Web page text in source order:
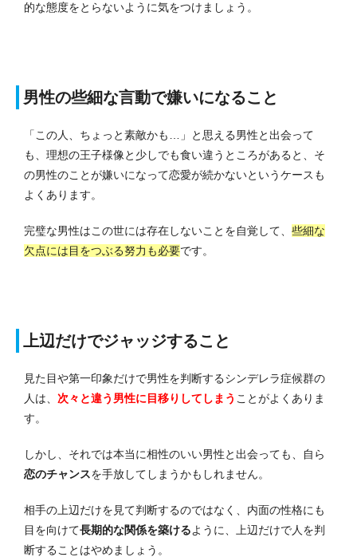
的な態度をとらないように気をつけましょう。
男性の些細な言動で嫌いになること
「この人、ちょっと素敵かも…」と思える男性と出会って
も、理想の王子様像と少しでも食い違うところがあると、そ
の男性のことが嫌いになって恋愛が続かないというケースも
よくあります。
完璧な男性はこの世には存在しないことを自覚して、 些細な
欠点には目をつぶる努力も必要です。
上辺だけでジャッジすること
見た目や第一印象だけで男性を判断するシンデレラ症候群の
人は、 次々と違う男性に目移りしてしまう ことがよくありま
す。
しかし、それでは本当に相性のいい男性と出会っても、自ら
恋のチャンスを手放してしまうかもしれません。
相手の上辺だけを見て判断するのではなく、内面の性格にも
目を向けて長期的な関係を築けるように、上辺だけで人を判
断することはやめましょう。